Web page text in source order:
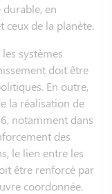
en
ceux de la planète.
systèmes
doit être
En outre,
la réalisation de
notamment dans
des
le lien entre les
être renforcé par
coordonnée.